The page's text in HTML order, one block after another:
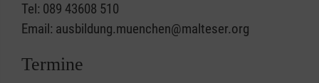
Tel: 089 43608 510
Email: ausbildung.muenchen@malteser.org
Termine